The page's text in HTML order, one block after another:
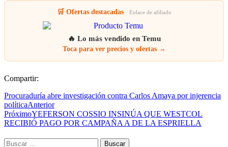
🛒 Ofertas destacadas · Enlace de afiliado
🔥 Lo más vendido en Temu
Toca para ver precios y ofertas →
Compartir:
Procuraduría abre investigación contra Carlos Amaya por injerencia
políticaAnterior
PróximoYEFERSON COSSIO INSINÚA QUE WESTCOL
RECIBIÓ PAGO POR CAMPAÑA A DE LA ESPRIELLA
Buscar: